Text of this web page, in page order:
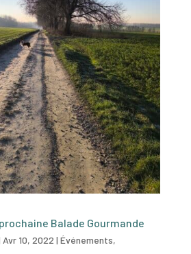
Balade Gourmande
Avr 10, 2022 | Événements,